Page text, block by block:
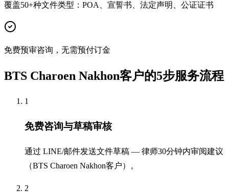
覆盖50+种文件类型：POA、宣誓书、法定声明、公证证书
免费预审咨询，无需预付订金
BTS Charoen Nakhon客户的5步服务流程
1
免费咨询与草稿审核
通过 LINE/邮件发送文件草稿 — 律师30分钟内审阅建议
（BTS Charoen Nakhon客户）。
2